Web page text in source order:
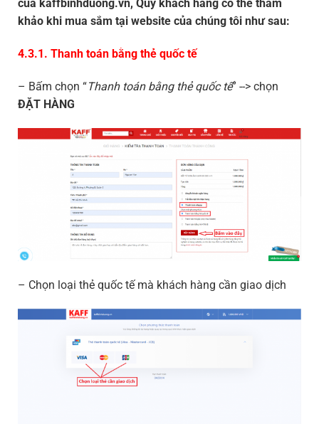
của kaffbinhduong.vn, Quý khách hàng có thể tham
khảo khi mua sắm tại website của chúng tôi như sau:
4.3.1. Thanh toán bằng thẻ quốc tế
– Bấm chọn “Thanh toán bằng thẻ quốc tế” --> chọn
ĐẶT HÀNG
– Chọn loại thẻ quốc tế mà khách hàng cần giao dịch